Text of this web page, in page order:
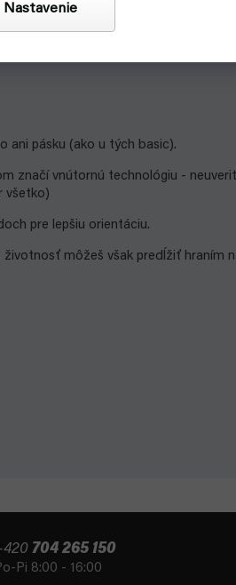
Nastavenie
ani pásku (ako u tých basic).
značí vnútornú technológiu -
všetko)
pre lepšiu orientáciu.
môžeš však predĺžiť hraním
704 265 150
Pi 8:00 - 16:00